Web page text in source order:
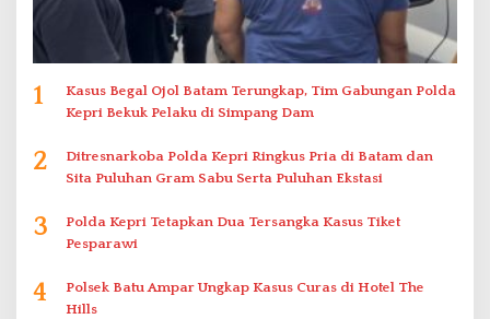
1
Kasus Begal Ojol Batam Terungkap, Tim Gabungan Polda
Kepri Bekuk Pelaku di Simpang Dam
2
Ditresnarkoba Polda Kepri Ringkus Pria di Batam dan
Sita Puluhan Gram Sabu Serta Puluhan Ekstasi
3
Polda Kepri Tetapkan Dua Tersangka Kasus Tiket
Pesparawi
4
Polsek Batu Ampar Ungkap Kasus Curas di Hotel The
Hills